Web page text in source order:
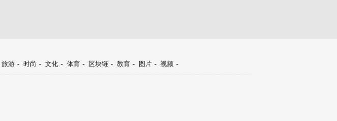
旅游 - 时尚 - 文化 - 体育 - 区块链 - 教育 - 图片 - 视频 -